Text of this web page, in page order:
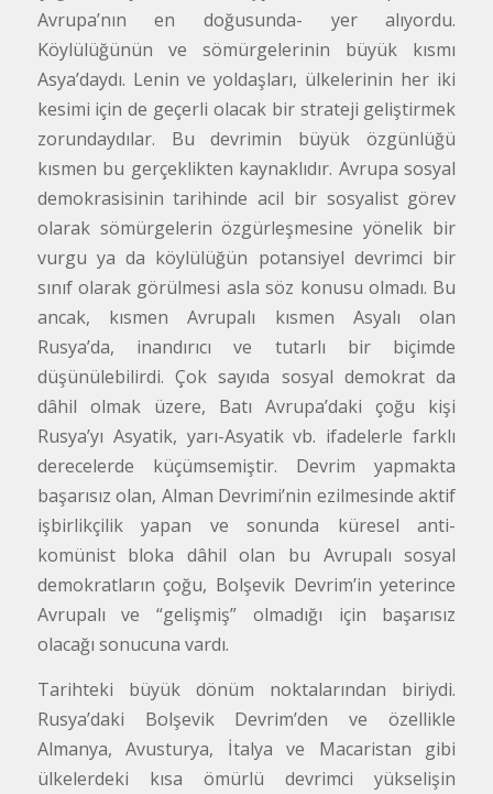
Avrupa’nın en doğusunda- yer alıyordu.
Köylülüğünün ve sömürgelerinin büyük kısmı
Asya’daydı. Lenin ve yoldaşları, ülkelerinin her iki
kesimi için de geçerli olacak bir strateji geliştirmek
zorundaydılar. Bu devrimin büyük özgünlüğü
kısmen bu gerçeklikten kaynaklıdır. Avrupa sosyal
demokrasisinin tarihinde acil bir sosyalist görev
olarak sömürgelerin özgürleşmesine yönelik bir
vurgu ya da köylülüğün potansiyel devrimci bir
sınıf olarak görülmesi asla söz konusu olmadı. Bu
ancak, kısmen Avrupalı kısmen Asyalı olan
Rusya’da, inandırıcı ve tutarlı bir biçimde
düşünülebilirdi. Çok sayıda sosyal demokrat da
dâhil olmak üzere, Batı Avrupa’daki çoğu kişi
Rusya’yı Asyatik, yarı-Asyatik vb. ifadelerle farklı
derecelerde küçümsemiştir. Devrim yapmakta
başarısız olan, Alman Devrimi’nin ezilmesinde aktif
işbirlikçilik yapan ve sonunda küresel anti-
komünist bloka dâhil olan bu Avrupalı sosyal
demokratların çoğu, Bolşevik Devrim’in yeterince
Avrupalı ve “gelişmiş” olmadığı için başarısız
olacağı sonucuna vardı.
Tarihteki büyük dönüm noktalarından biriydi.
Rusya’daki Bolşevik Devrim’den ve özellikle
Almanya, Avusturya, İtalya ve Macaristan gibi
ülkelerdeki kısa ömürlü devrimci yükselişin